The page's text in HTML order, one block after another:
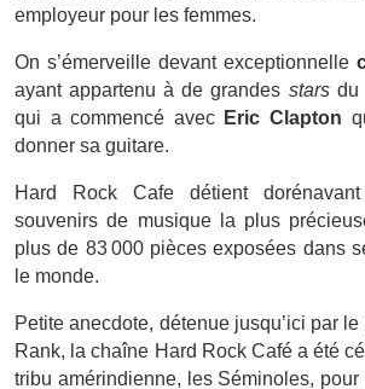
employeur pour les femmes.
On s’émerveille devant exceptionnelle
ayant appartenu à de grandes stars du
qui a commencé avec Eric Clapton
donner sa guitare.
Hard Rock Cafe détient
souvenirs de musique la plus
plus de 83 000 pièces exposées dans
le monde.
Petite anecdote, détenue jusqu’ici par
Rank, la chaîne Hard Rock Café a été
tribu amérindienne, les Séminoles,